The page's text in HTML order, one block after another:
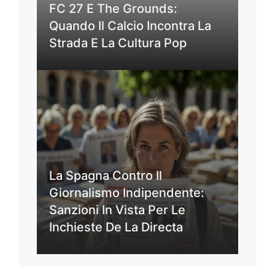
FC 27 E The Grounds:
Quando Il Calcio Incontra La
Strada E La Cultura Pop
La Spagna Contro Il
Giornalismo Indipendente:
Sanzioni In Vista Per Le
Inchieste De La Directa